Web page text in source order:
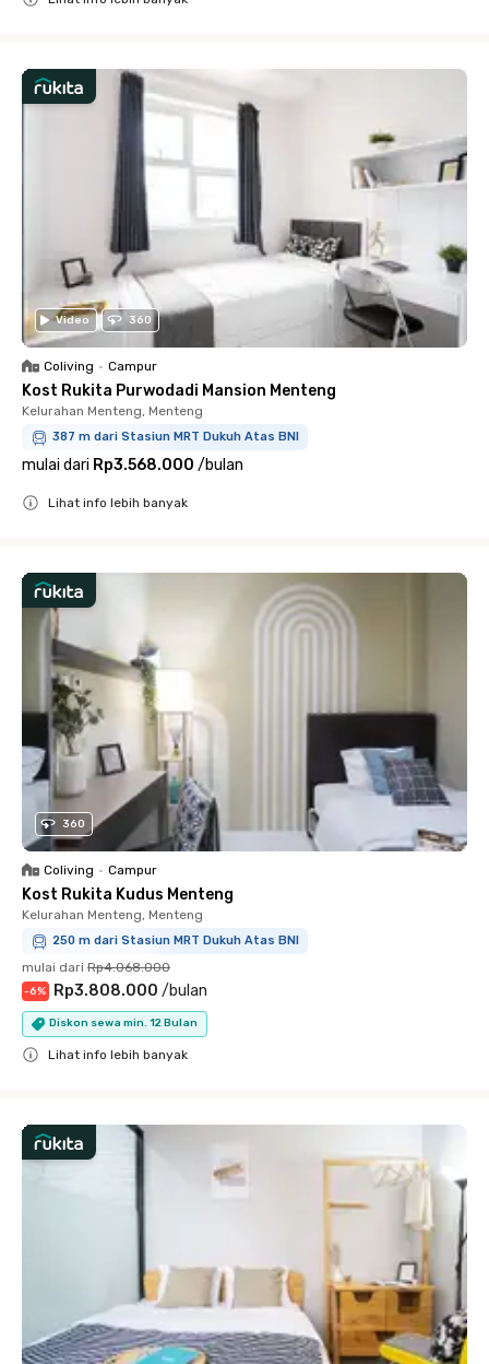
Video 360
Coliving • Campur
Kost Rukita Purwodadi Mansion Menteng
Kelurahan Menteng, Menteng
387 m dari Stasiun MRT Dukuh Atas BNI
mulai dari Rp3.568.000 /bulan
Lihat info lebih banyak
360
Coliving • Campur
Kost Rukita Kudus Menteng
Kelurahan Menteng, Menteng
250 m dari Stasiun MRT Dukuh Atas BNI
mulai dari Rp4.068.000
-6% Rp3.808.000 /bulan
Diskon sewa min. 12 Bulan
Lihat info lebih banyak